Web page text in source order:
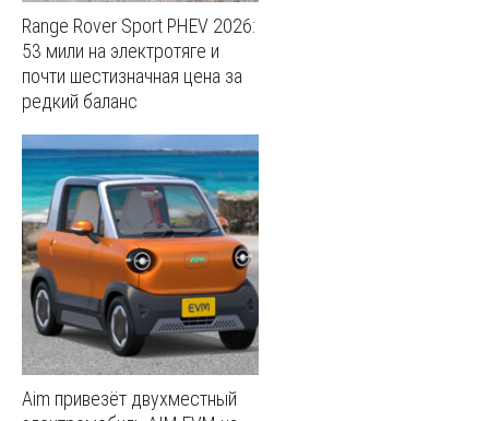
Range Rover Sport PHEV 2026:
53 мили на электротяге и
почти шестизначная цена за
редкий баланс
Aim привезёт двухместный